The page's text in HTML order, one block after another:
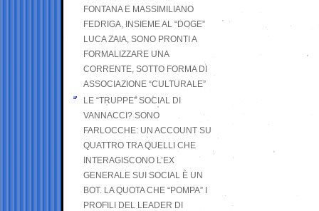
FONTANA E MASSIMILIANO
FEDRIGA, INSIEME AL “DOGE”
LUCA ZAIA, SONO PRONTI A
FORMALIZZARE UNA
CORRENTE, SOTTO FORMA DI
ASSOCIAZIONE “CULTURALE”
LE “TRUPPE” SOCIAL DI
VANNACCI? SONO
FARLOCCHE: UN ACCOUNT SU
QUATTRO TRA QUELLI CHE
INTERAGISCONO L’EX
GENERALE SUI SOCIAL È UN
BOT. LA QUOTA CHE “POMPA” I
PROFILI DEL LEADER DI